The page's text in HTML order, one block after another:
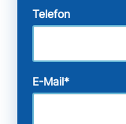
Telefon
E-Mail*